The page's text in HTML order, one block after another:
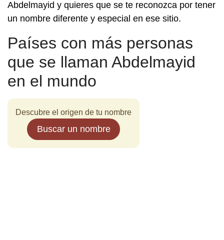
Abdelmayid y quieres que se te reconozca por tener
un nombre diferente y especial en ese sitio.
Países con más personas
que se llaman Abdelmayid
en el mundo
Descubre el origen de tu nombre
Buscar un nombre